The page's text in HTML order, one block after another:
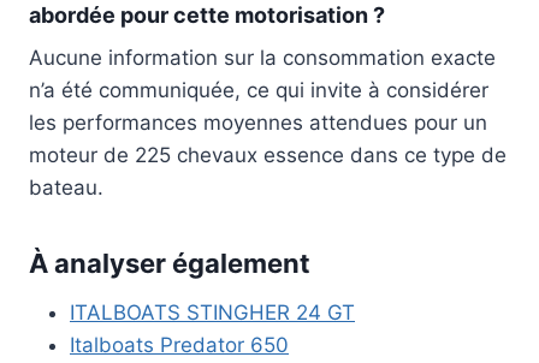
abordée pour cette motorisation ?
Aucune information sur la consommation exacte
n’a été communiquée, ce qui invite à considérer
les performances moyennes attendues pour un
moteur de 225 chevaux essence dans ce type de
bateau.
À analyser également
ITALBOATS STINGHER 24 GT
Italboats Predator 650